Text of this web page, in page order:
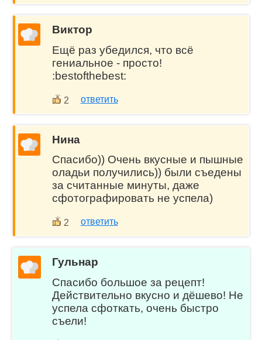
Виктор
Ещё раз убедился, что всё
гениальное - просто!
:bestofthebest:
2 ответить
Нина
Спасибо)) Очень вкусные и пышные
оладьи получились)) были съедены
за считанные минуты, даже
сфотографировать не успела)
2 ответить
Гульнар
Спасибо большое за рецепт!
Действительно вкусно и дёшево! Не
успела сфоткать, очень быстро
съели!